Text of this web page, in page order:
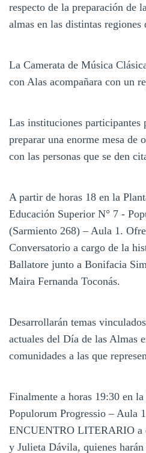
respecto de la preparación de
almas en las distintas regiones
La Camerata de Música
con Alas acompañara con un
Las instituciones participantes
preparar una enorme mesa de
con las personas que se den
A partir de horas 18 en la
Educación Superior N° 7 -
(Sarmiento 268) – Aula 1.
Conversatorio a cargo de la
Ballatore junto a Bonifacia
Maira Fernanda Toconás.
Desarrollarán temas
actuales del Día de las Almas
comunidades a las que
Finalmente a horas 19:30 en
Populorum Progressio – Aula
ENCUENTRO LITERARIO a
y Julieta Dávila, quienes